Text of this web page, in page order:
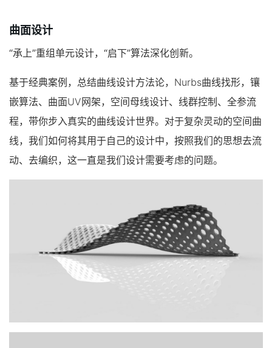
曲面设计
“承上”重组单元设计，“启下”算法深化创新。
基于经典案例，总结曲线设计方法论，Nurbs曲线找形，镶
嵌算法、曲面UV网架，空间母线设计、线群控制、全参流
程，带你步入真实的曲线设计世界。对于复杂灵动的空间曲
线，我们如何将其用于自己的设计中，按照我们的思想去流
动、去编织，这一直是我们设计需要考虑的问题。